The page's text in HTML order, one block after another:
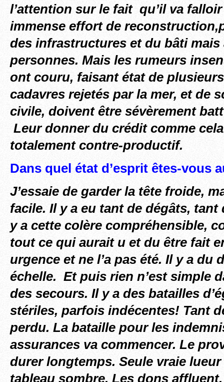
l’attention sur le fait qu’il va
immense effort de
des infrastructures et du bâti mais
personnes. Mais les rumeurs
ont couru, faisant état de
cadavres rejetés par la mer, et de
civile, doivent être sévèrement
Leur donner du crédit comme
totalement contre-productif.
Dans quel état d’esprit êtes-vous
J’essaie de garder la tête froide,
facile. Il y a eu tant de dégâts, tant
y a cette colère compréhensible,
tout ce qui aurait u et du être fait
urgence et ne l’a pas été. Il y a du
échelle. Et puis rien n’est simple
des secours. Il y a des batailles
stériles, parfois indécentes! Tant
perdu. La bataille pour les
assurances va commencer. Le
durer longtemps. Seule vraie lueur
tableau sombre. Les dons